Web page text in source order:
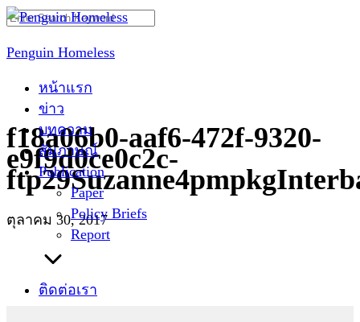
Skip
content
Penguin Homeless
หน้าแรก
ข่าว
บทความ
สัมภาษณ์
Publication
Paper
Policy Briefs
Report
ติดต่อเรา
Search
f18a06b0-aaf6-472f-9320-
e9f9d0ce0c2c-
ตุลาคม 30, 2017